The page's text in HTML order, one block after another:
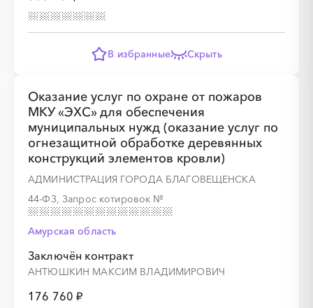
В избранные Скрыть
Оказание услуг по охране от пожаров
МКУ «ЭХС» для обеспечения
муниципальных нужд (оказание услуг по
огнезащитной обработке деревянных
конструкций элементов кровли)
АДМИНИСТРАЦИЯ ГОРОДА БЛАГОВЕЩЕНСКА
44-ФЗ, Запрос котировок №
Амурская область
Заключён контракт
АНТЮШКИН МАКСИМ ВЛАДИМИРОВИЧ
176 760 ₽
░ ░░ ░░ ░░ ░░ ░░